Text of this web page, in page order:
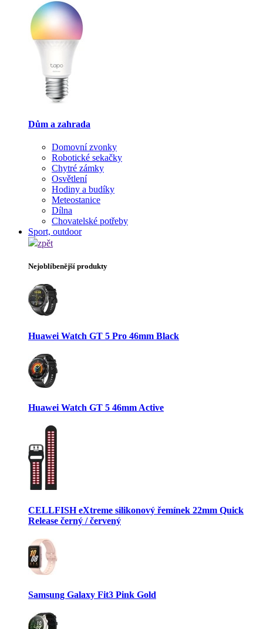
Dům a zahrada
Domovní zvonky
Robotické sekačky
Chytré zámky
Osvětlení
Hodiny a budíky
Meteostanice
Dílna
Chovatelské potřeby
Sport, outdoor
zpět
Nejoblíbenější produkty
Huawei Watch GT 5 Pro 46mm Black
Huawei Watch GT 5 46mm Active
CELLFISH eXtreme silikonový řemínek 22mm Quick
Release černý / červený
Samsung Galaxy Fit3 Pink Gold